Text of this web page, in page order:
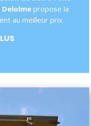
propose la
au meilleur prix.